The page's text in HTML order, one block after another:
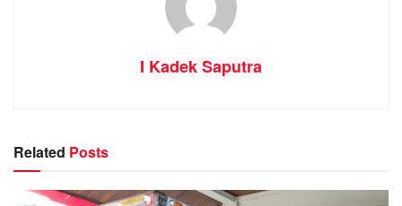
I Kadek Saputra
Related Posts